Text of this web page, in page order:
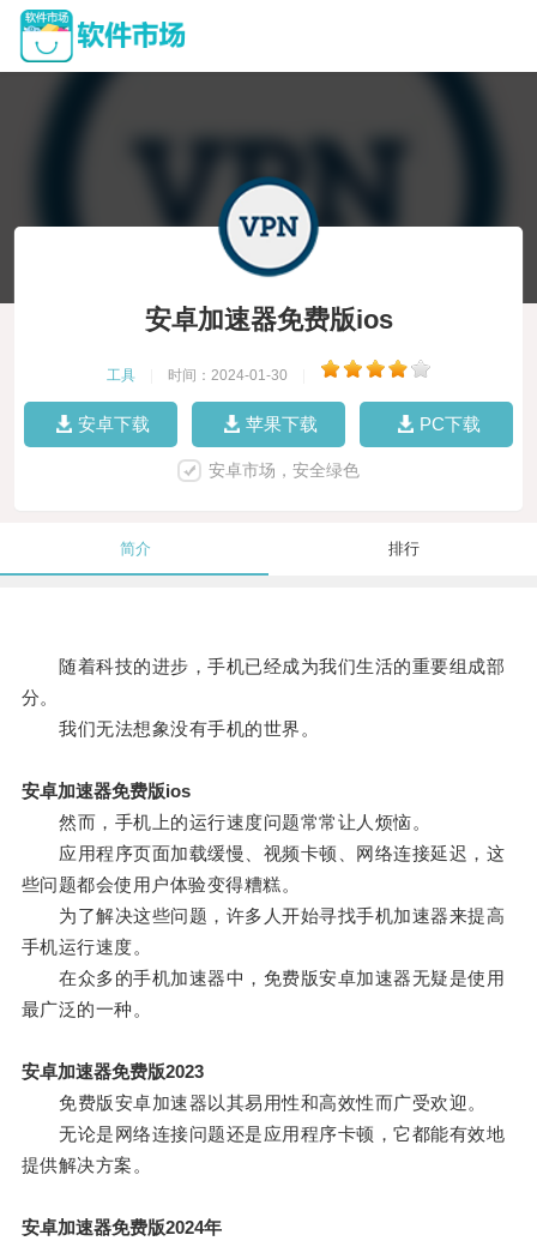
安卓加速器免费版ios
工具 时间：2024-01-30
安卓下载 苹果下载 PC下载
安卓市场，安全绿色
简介 排行
随着科技的进步，手机已经成为我们生活的重要组成部
分。
我们无法想象没有手机的世界。
安卓加速器免费版ios
然而，手机上的运行速度问题常常让人烦恼。
应用程序页面加载缓慢、视频卡顿、网络连接延迟，这
些问题都会使用户体验变得糟糕。
为了解决这些问题，许多人开始寻找手机加速器来提高
手机运行速度。
在众多的手机加速器中，免费版安卓加速器无疑是使用
最广泛的一种。
安卓加速器免费版2023
免费版安卓加速器以其易用性和高效性而广受欢迎。
无论是网络连接问题还是应用程序卡顿，它都能有效地
提供解决方案。
安卓加速器免费版2024年